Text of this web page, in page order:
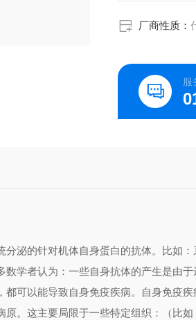
厂商性质：
服
泌的针对机体自身蛋白的抗体。比如
学者认为：一些自身抗体的产生是由
可以能导致自身免疫疾病。自身免疫
。这主要局限于一些特定组织：（比